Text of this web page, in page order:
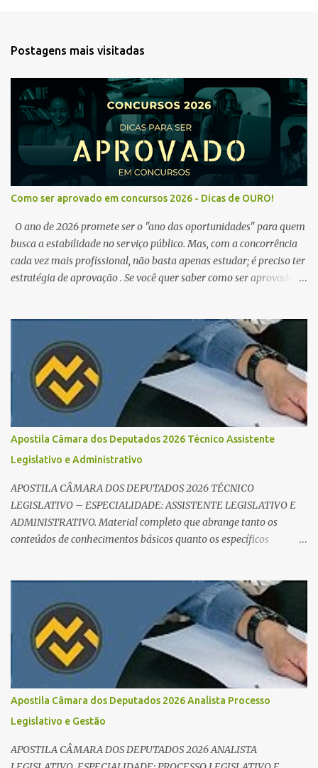
Postagens mais visitadas
Como ser aprovado em concursos 2026 - Dicas de OURO!
O ano de 2026 promete ser o "ano das oportunidades" para quem
busca a estabilidade no serviço público. Mas, com a concorrência
cada vez mais profissional, não basta apenas estudar; é preciso ter
estratégia de aprovação . Se você quer saber como ser aprovado
Edital Verticalizado Não comece a estudar sem ler o edital. A dica
de ouro é criar um edital verticalizado . Liste todos os tópicos e
marque seu progresso (Teoria / Resumo / Questões). Isso evita que
você perca tempo com conteúdos irrelevantes e garante que você
bata todo o conteúdo programático. Palavras-chave para o seu
sucesso: Cronograma de estudos dinâmico; Técnica Pomodoro
para foco total; Foco em disciplinas básicas (Português, RLM e
Direito Administrativo). 🔄 2. Revisão Espaç...
Apostila Câmara dos Deputados 2026 Técnico Assistente
Legislativo e Administrativo
APOSTILA CÂMARA DOS DEPUTADOS 2026 TÉCNICO
LEGISLATIVO – ESPECIALIDADE: ASSISTENTE LEGISLATIVO E
ADMINISTRATIVO. Material completo que abrange tanto os
conteúdos de conhecimentos básicos quanto os específicos
realidade, e o cargo de Analista Legislativo (Processo Legislativo e
Gestão) se destaca como uma das melhores oportunidades do ano.
Com exigência de nível superior em qualquer área, o certame
oferece 35 vagas imediatas e salários que ultrapassam os R$ 30
mil . O que estudar para Processo Legislativo e Gestão? Para vencer
a concorrência da banca Cebraspe , o candidato precisa dominar o
conteúdo programático dividido em: Conhecimentos Básicos:
Português, Inglês, Raciocínio Lógico e Informática/Dados.
Conhecimentos Específicos: O "coração" da prova. É essencial focar
no Regimento Interno da Câmara dos Deputa...
Apostila Câmara dos Deputados 2026 Analista Processo
Legislativo e Gestão
APOSTILA CÂMARA DOS DEPUTADOS 2026 ANALISTA